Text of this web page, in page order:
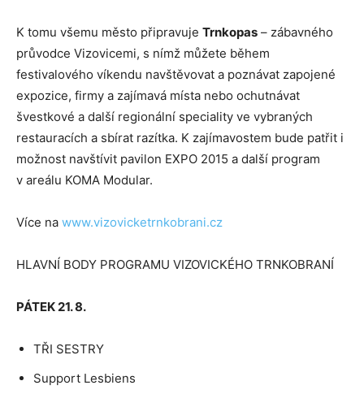
K tomu všemu město připravuje Trnkopas – zábavného
průvodce Vizovicemi, s nímž můžete během
festivalového víkendu navštěvovat a poznávat zapojené
expozice, firmy a zajímavá místa nebo ochutnávat
švestkové a další regionální speciality ve vybraných
restauracích a sbírat razítka. K zajímavostem bude patřit i
možnost navštívit pavilon EXPO 2015 a další program
v areálu KOMA Modular.
Více na www.vizovicketrnkobrani.cz
HLAVNÍ BODY PROGRAMU VIZOVICKÉHO TRNKOBRANÍ
PÁTEK 21. 8.
TŘI SESTRY
Support Lesbiens